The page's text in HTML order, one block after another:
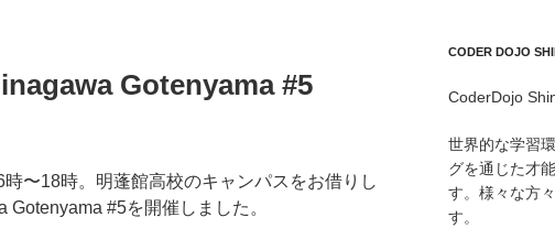
Gotenyama #5
〜18時。明蓬館高校のキャンパスをお借りし
#5を開催しました。
CODER DOJO
CoderDojo
世界的な学習
グを通じた才
す。様々な方
す。